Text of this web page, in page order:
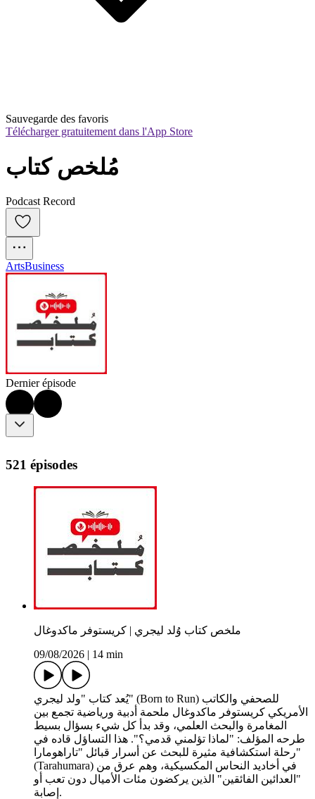
Sauvegarde des favoris
Télécharger gratuitement dans l'App Store
مُلخص كتاب
Podcast Record
ArtsBusiness
Dernier épisode
521 épisodes
ملخص كتاب وُلد ليجري | كريستوفر ماكدوغال
09/08/2026 | 14 min
يُعد كتاب "ولد ليجري" (Born to Run) للصحفي والكاتب
الأمريكي كريستوفر ماكدوغال ملحمة أدبية ورياضية تجمع بين
المغامرة والبحث العلمي، وقد بدأ كل شيء بسؤال بسيط
طرحه المؤلف: "لماذا تؤلمني قدمي؟". هذا التساؤل قاده في
رحلة استكشافية مثيرة للبحث عن أسرار قبائل "تاراهومارا"
(Tarahumara) في أخاديد النحاس المكسيكية، وهم عرق من
"العدائين الفائقين" الذين يركضون مئات الأميال دون تعب أو
إصابة.